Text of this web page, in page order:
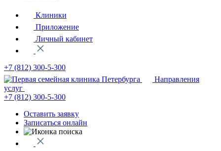
Клиники
Приложение
Личный кабинет
+7 (812) 300-5-300
Направления
услуг
+7 (812) 300-5-300
Оставить заявку
Записаться онлайн